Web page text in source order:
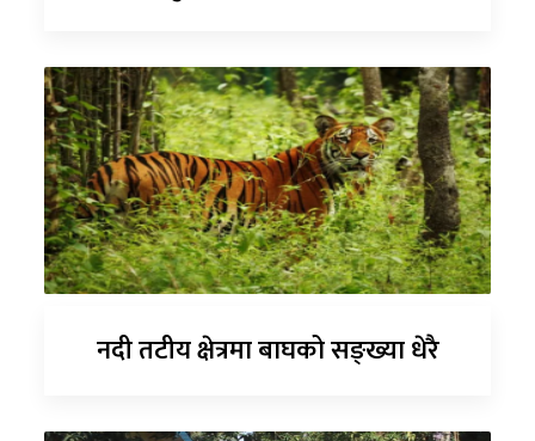
नदी तटीय क्षेत्रमा बाघको सङ्ख्या धेरै